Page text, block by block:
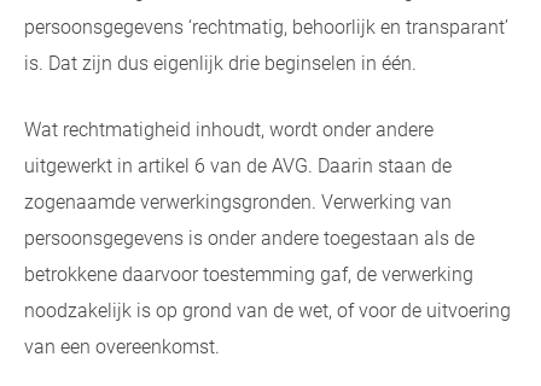
persoonsgegevens ‘rechtmatig, behoorlijk en transparant’
is. Dat zijn dus eigenlijk drie beginselen in één.
Wat rechtmatigheid inhoudt, wordt onder andere
uitgewerkt in artikel 6 van de AVG. Daarin staan de
zogenaamde verwerkingsgronden. Verwerking van
persoonsgegevens is onder andere toegestaan als de
betrokkene daarvoor toestemming gaf, de verwerking
noodzakelijk is op grond van de wet, of voor de uitvoering
van een overeenkomst.